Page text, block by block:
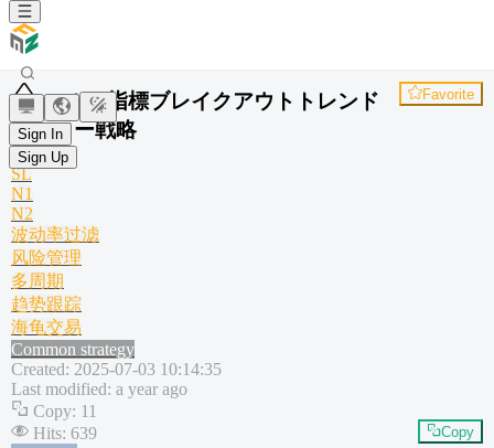
Sign In
Sign Up
マルチ指標ブレイクアウトトレンド
フォロー戦略
Favorite
ATR
SL
N1
N2
波动率过滤
风险管理
多周期
趋势跟踪
海龟交易
Common strategy
Created: 2025-07-03 10:14:35
Last modified: a year ago
Copy: 11
Hits: 639 Copy